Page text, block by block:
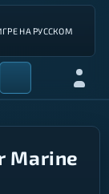
НА РУССКОМ
Войти
Marine